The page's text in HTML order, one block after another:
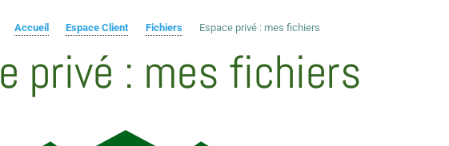
Accueil Espace Client Fichiers Espace privé : mes fichiers
privé : mes fichiers